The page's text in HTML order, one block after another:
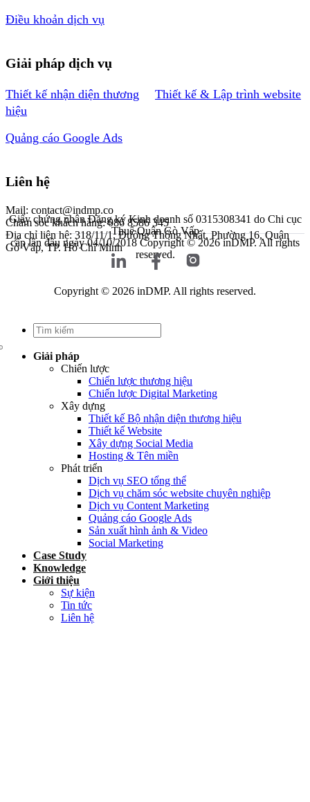
Điều khoản dịch vụ
Giải pháp dịch vụ
Thiết kế nhận diện thương
hiệu
Thiết kế & Lập trình website
Quảng cáo Google Ads
Liên hệ
Mail: contact@indmp.co
Chăm sóc khách hàng: 086 8586 345
Địa chỉ liên hệ: 318/11/1, Đường Thống Nhất, Phường 16, Quận
Gò Vấp, TP. Hồ Chí Minh
Giấy chứng nhận Đăng ký Kinh doanh số 0315308341 do Chi cục
Thuế Quận Gò Vấp
cấp lần đầu ngày 04/10/2018Copyright © 2026 inDMP. All rights
reserved.
Copyright © 2026 inDMP. All rights reserved.
Giải pháp
Chiến lược
Chiến lược thương hiệu
Chiến lược Digital Marketing
Xây dựng
Thiết kế Bộ nhận diện thương hiệu
Thiết kế Website
Xây dựng Social Media
Hosting & Tên miền
Phát triển
Dịch vụ SEO tổng thể
Dịch vụ chăm sóc website chuyên nghiệp
Dịch vụ Content Marketing
Quảng cáo Google Ads
Sản xuất hình ảnh & Video
Social Marketing
Case Study
Knowledge
Giới thiệu
Sự kiện
Tin tức
Liên hệ